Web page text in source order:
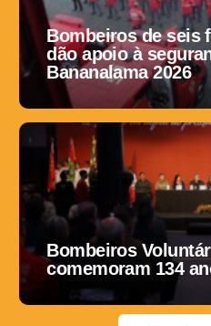
Bombeiros de seis
dão apoio à
Bananalama 2026
Bombeiros
comemoram 134